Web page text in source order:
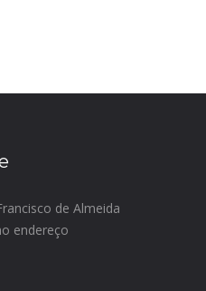
de Almeida
endereço